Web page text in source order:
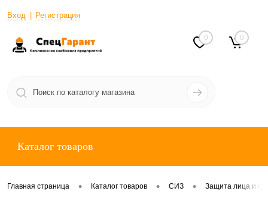
Вход Регистрация
0 0
Каталог товаров
Главная страница • Каталог товаров • СИЗ • Защита лица и